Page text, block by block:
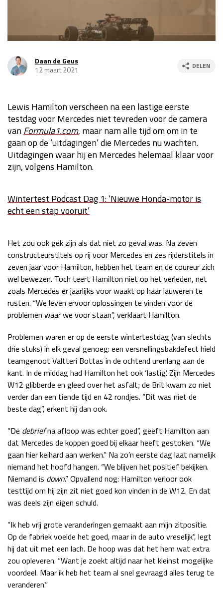
Race
zo 21:00 - 23:00
GP MEXICO 2026
Kwalificatie
za 19:00 - 20:00
Race
zo 18:00 - 20:00
LAS VEGAS GRAND PRIX 2026
Kwalificatie
za 05:00 - 06:00
Race
zo 05:00 - 07:00
GP QATAR 2026 27 - 29 nov
Kwalificatie
za 19:00 - 20:00
Race
zo 17:00 - 19:00
GP ABU DHABI 2026 04 - 06 dec
Kwalificatie
za 15:00 - 16:00
Race
zo 14:00 - 16:00
Daan de Geus
12 maart 2021
DELEN
Lewis Hamilton verscheen na een lastige eerste
testdag voor Mercedes niet tevreden voor de camera
vanFormula1.com, maar nam alle tijd om om in te
gaan op de ‘uitdagingen’ die Mercedes nu wachten.
Uitdagingen waar hij en Mercedes helemaal klaar voor
zijn, volgens Hamilton.
Wintertest Podcast Dag 1: ‘Nieuwe Honda-motor is
echt een stap vooruit’
Het zou ook gek zijn als dat niet zo geval was. Na zeven
constructeurstitels op rij voor Mercedes en zes rijderstitels in
zeven jaar voor Hamilton, hebben het team en de coureur zich
wel bewezen. Toch teert Hamilton niet op het verleden, net
zoals Mercedes er jaarlijks voor waakt op haar lauweren te
rusten. “We leven ervoor oplossingen te vinden voor de
problemen waar we voor staan”, verklaart Hamilton.
Problemen waren er op de eerste wintertestdag (van slechts
drie stuks) in elk geval genoeg: een versnellingsbakdefect hield
teamgenoot Valtteri Bottas in de ochtend urenlang aan de
kant. In de middag had Hamilton het ook ‘lastig’. Zijn Mercedes
W12 glibberde en gleed over het asfalt; de Brit kwam zo niet
verder dan een tiende tijd en 42 rondjes. “Dit was niet de
beste dag”, erkent hij dan ook.
“De debriefna afloop was echter goed”, geeft Hamilton aan
dat Mercedes de koppen goed bij elkaar heeft gestoken. “We
gaan hier keihard aan werken.” Na zo’n eerste dag laat namelijk
niemand het hoofd hangen. “We blijven het positief bekijken.
Niemand is down.” Opvallend nog: Hamilton verloor ook
testtijd om hij zijn zit niet goed kon vinden in de W12. En dat
was deels zijn eigen schuld.
“Ik heb vrij grote veranderingen gemaakt aan mijn zitpositie.
Op de fabriek voelde het goed, maar in de auto vreselijk”, legt
hij dat uit met een lach. De hoop was dat het hem wat extra
zou opleveren. “Want je zoekt altijd naar het kleinst mogelijke
voordeel. Maar ik heb het team al snel gevraagd alles terug te
veranderen.”